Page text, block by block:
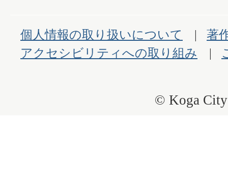
個人情報の取り扱いについて
著
アクセシビリティへの取り組み
© Koga City